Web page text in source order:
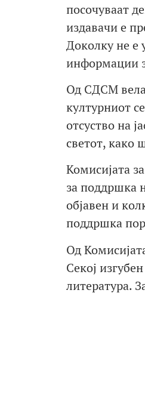
посочуваат
издавачи е
Доколку не е
информации
Од СДСМ
културниот
отсуство на
светот, како
Комисијата
за поддршка
објавен и
поддршка
Од
Секој
литература.